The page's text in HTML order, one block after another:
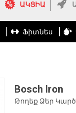
ԱԿՑԻԱ
Ֆիտնես
Bosch Iron
Թողեք Ձեր